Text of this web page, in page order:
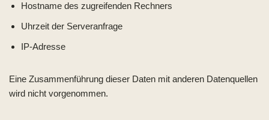
Hostname des zugreifenden Rechners
Uhrzeit der Serveranfrage
IP-Adresse
Eine Zusammenführung dieser Daten mit anderen Datenquellen
wird nicht vorgenommen.